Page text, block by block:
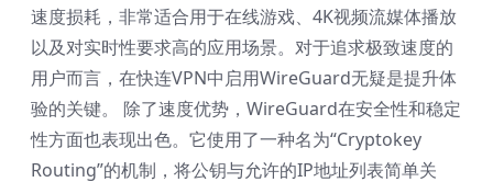
速度损耗，非常适合用于在线游戏、4K视频流媒体播放
以及对实时性要求高的应用场景。对于追求极致速度的
用户而言，在快连VPN中启用WireGuard无疑是提升体
验的关键。 除了速度优势，WireGuard在安全性和稳定
性方面也表现出色。它使用了一种名为“Cryptokey
Routing”的机制，将公钥与允许的IP地址列表简单关